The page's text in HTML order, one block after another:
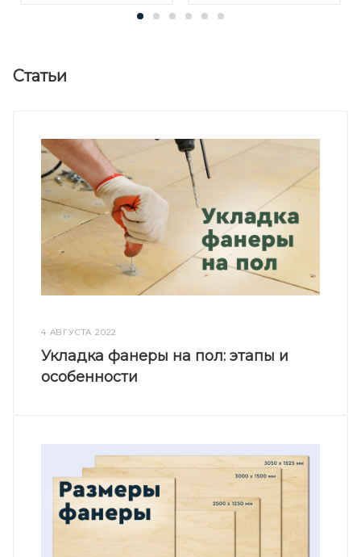
Статьи
4 АВГУСТА 2022
Укладка фанеры на пол: этапы и
особенности